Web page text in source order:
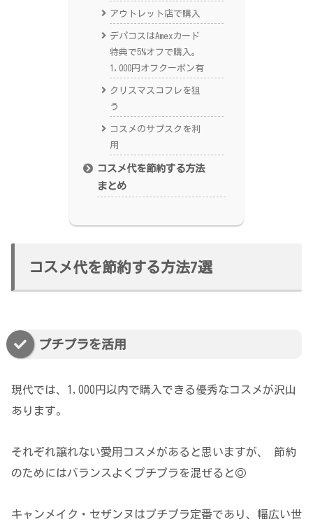
アウトレット店で購入
デパコスはAmexカード
特典で5%オフで購入。
1,000円オフクーポン有
クリスマスコフレを狙
う
コスメのサブスクを利
用
コスメ代を節約する方法
まとめ
コスメ代を節約する方法7選
プチプラを活用
現代では、1,000円以内で購入できる優秀なコスメが沢山
あります。
それぞれ譲れない愛用コスメがあると思いますが、 節約
のためにはバランスよくプチプラを混ぜると◎
キャンメイク・セザンヌはプチプラ定番であり、幅広い世